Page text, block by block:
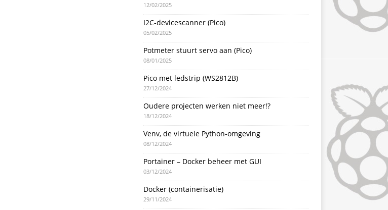
12/02/2025
I2C-devicescanner (Pico)
05/02/2025
Potmeter stuurt servo aan (Pico)
08/01/2025
Pico met ledstrip (WS2812B)
27/12/2024
Oudere projecten werken niet meer!?
18/12/2024
Venv, de virtuele Python-omgeving
08/12/2024
Portainer – Docker beheer met GUI
03/12/2024
Docker (containerisatie)
29/11/2024